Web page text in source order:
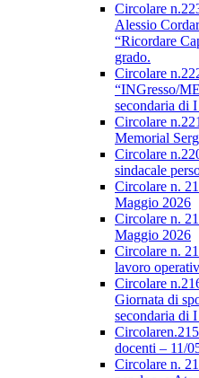
Circolare
Alessio
“Ricordare
grado.
Circolare
“INGresso/
secondaria di
Circolare
Memorial
Circolare
sindacale
Circolare n.
Maggio 2026
Circolare n.
Maggio 2026
Circolare n.
lavoro
Circolare
Giornata di
secondaria di
docenti – 11/
Circolare n.